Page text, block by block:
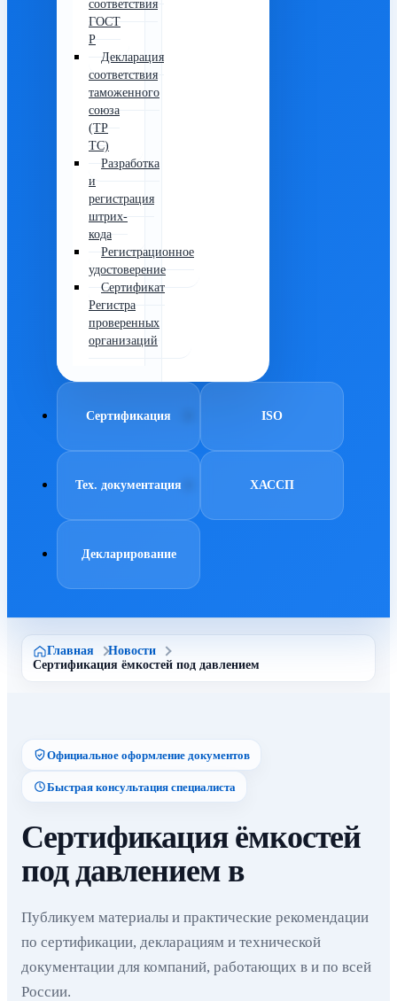
соответствия
ГОСТ
Р
Декларация
соответствия
таможенного
союза
(ТР
ТС)
Разработка
и
регистрация
штрих-
кода
Регистрационное
удостоверение
Сертификат
Регистра
проверенных
организаций
Сертификация ISO
Тех. документация ХАССП
Декларирование
Главная
Новости
Сертификация ёмкостей под давлением
Официальное оформление документов
Быстрая консультация специалиста
Сертификация ёмкостей
под давлением в
Публикуем материалы и практические рекомендации
по сертификации, декларациям и технической
документации для компаний, работающих в и по всей
России.